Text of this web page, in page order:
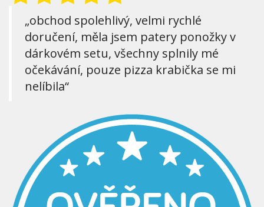
„obchod spolehlivý, velmi rychlé
doručení, měla jsem patery ponožky v
dárkovém setu, všechny splnily mé
očekávání, pouze pizza krabička se mi
nelíbila“